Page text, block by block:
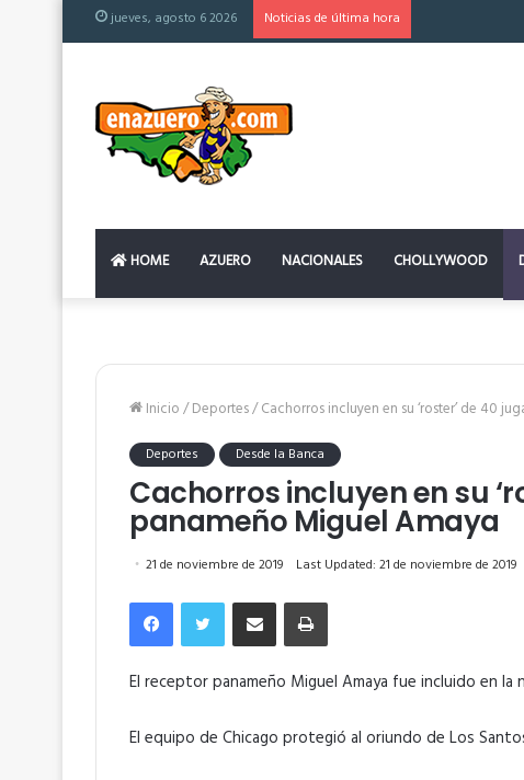
jueves, agosto 6 2026 Noticias de última hora
HOME AZUERO NACIONALES CHOLLYWOOD
Inicio/Deportes/Cachorros incluyen en su ‘roster’ de 40
Deportes Desde la Banca
Cachorros incluyen en su
panameño Miguel Amaya
21 de noviembre de 2019 Last Updated: 21 de noviembre de 2019
FacebookTwitter Compartir por correo electrónicoImprimir
El receptor panameño Miguel Amaya fue incluido en
El equipo de Chicago protegió al oriundo de Los